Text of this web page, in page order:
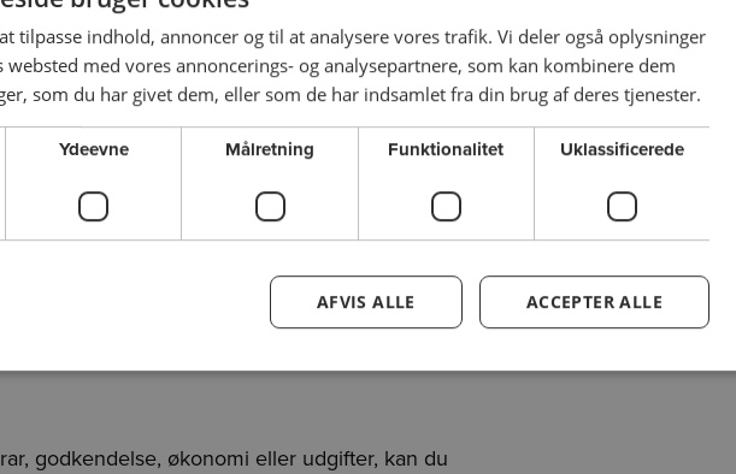
gå ind påfuodense.dk/loginog logge ind på
password.
brugerprofil
af udgifter', indberette alle de udgifter du
foredrag. Du skal samtidig uploade dine
form.
godkendelse, økonomi eller udgifter, kan du
tilpasse indhold, annoncer og til at analysere vores trafik. Vi deler også oplysninger
med vores annoncerings- og analysepartnere, som kan kombinere dem
som du har givet dem, eller som de har indsamlet fra din brug af deres tjenester.
Ydeevne Målretning Funktionalitet Uklassificerede
ACCEPTER ALLE
AFVIS ALLE